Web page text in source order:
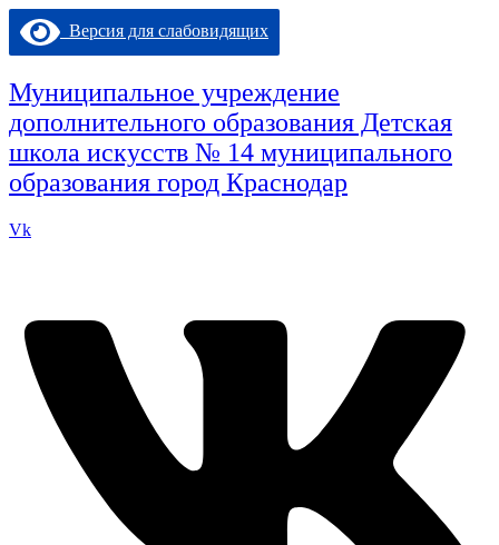
Перейти
содержимому
Версия для слабовидящих
Муниципальное учреждение
дополнительного образования Детская
школа искусств № 14 муниципального
образования город Краснодар
Vk